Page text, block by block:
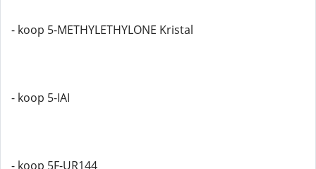
- koop 5-METHYLETHYLONE Kristal
- koop 5-IAI
- koop 5F-UR144